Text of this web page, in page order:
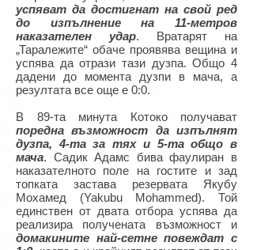
успяват да достигнат на свой ред
до изпълнение на 11-метров
наказателен удар. Вратарят на
„Таралежите“ обаче проявява вещина и
успява да отрази тази дузпа. Общо 4
дадени до момента дузпи в мача, а
резултата все още е 0:0.
В 89-та минута Котоко получават
поредна възможност да изпълнят
дузпа, 4-та за тях и 5-та общо в
мача. Садик Адамс бива фаулиран в
наказателното поле на гостите и зад
топката застава резервата Якубу
Мохамед (Yakubu Mohammed). Той
единствен от двата отбора успява да
реализира получената възможност и
домакините най-сетне повеждат с